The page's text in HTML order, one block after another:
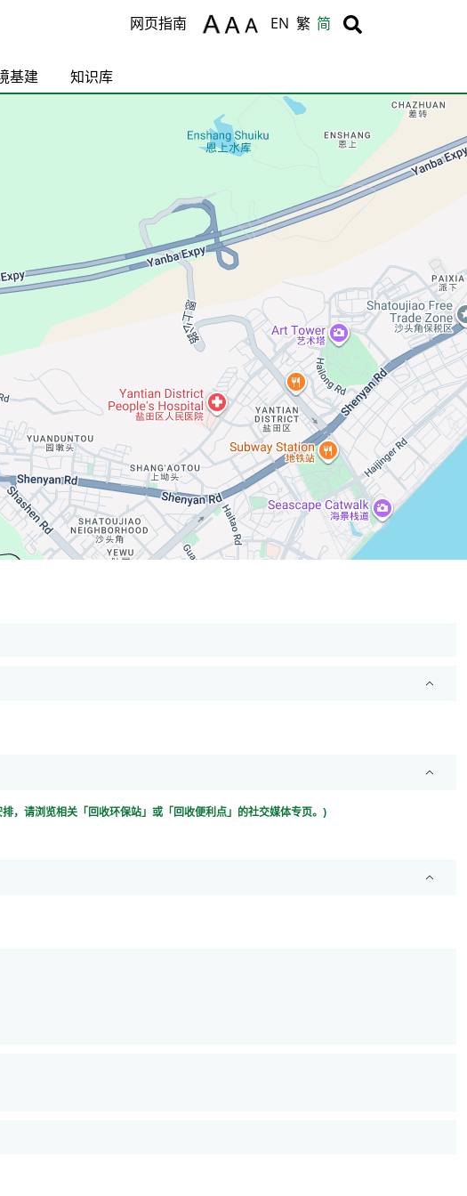
Body
网页指南 EN 繁 简 Body
基建 知识库
，请浏览相关「回收环保站」或「回收便利点」的社交媒体专页。)